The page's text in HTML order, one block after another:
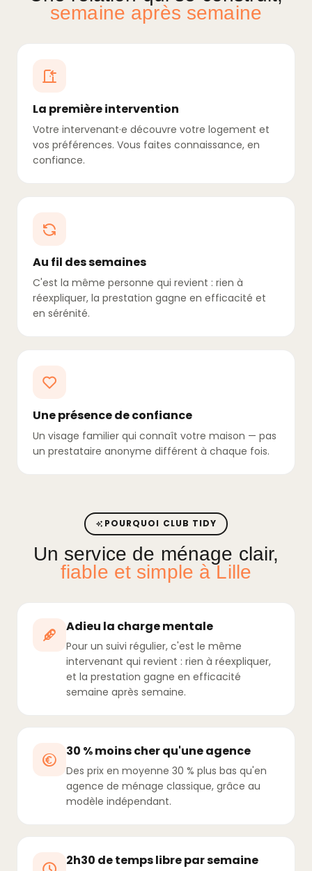
semaine après semaine
La première intervention
Votre intervenant·e découvre votre logement et
vos préférences. Vous faites connaissance, en
confiance.
Au fil des semaines
C'est la même personne qui revient : rien à
réexpliquer, la prestation gagne en efficacité et
en sérénité.
Une présence de confiance
Un visage familier qui connaît votre maison — pas
un prestataire anonyme différent à chaque fois.
POURQUOI CLUB TIDY
Un service de ménage clair,
fiable et simple à Lille
Adieu la charge mentale
Pour un suivi régulier, c'est le même
intervenant qui revient : rien à réexpliquer,
et la prestation gagne en efficacité
semaine après semaine.
30 % moins cher qu'une agence
Des prix en moyenne 30 % plus bas qu'en
agence de ménage classique, grâce au
modèle indépendant.
2h30 de temps libre par semaine